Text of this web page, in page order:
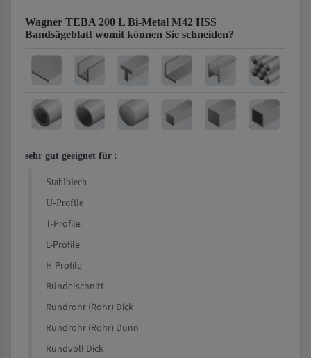
Wagner TEBA 200 L Bi-Metal M42 HSS
Bandsägeblatt womit können Sie schneiden?
sehr gut geeignet für :
Stahlblech
U-Profile
T-Profile
L-Profile
H-Profile
Bündelschnitt
Rundrohr (Rohr) Dick
Rundrohr (Rohr) Dünn
Rundvoll Dick